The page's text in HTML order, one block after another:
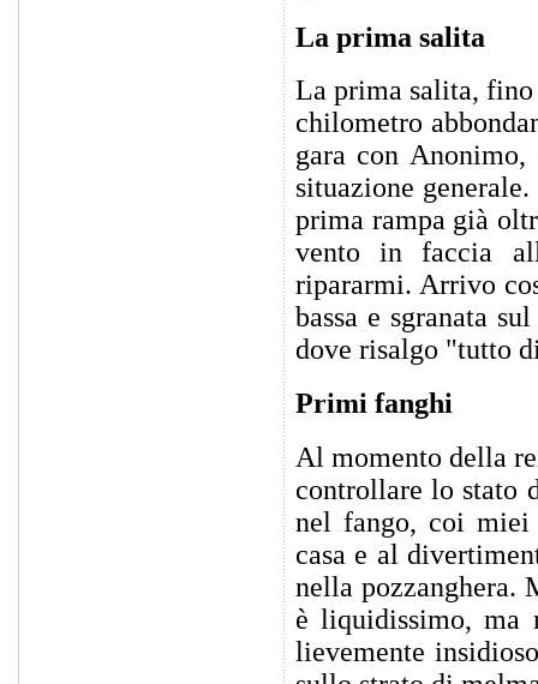
La prima salita
La prima salita,
chilometro
gara con
situazione
prima rampa già
vento in faccia
ripararmi. Arrivo
bassa e sgranata
dove risalgo "tutto
Primi fanghi
Al momento della
controllare lo stato
nel fango, coi miei
casa e al
nella pozzanghera.
è liquidissimo, ma
lievemente